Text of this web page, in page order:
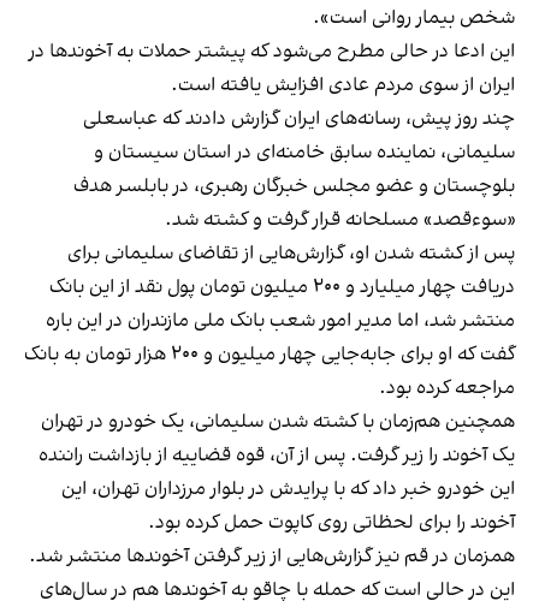
شخص بیمار روانی است».
این ادعا در حالی مطرح می‌شود که پیشتر حملات به آخوندها در
ایران از سوی مردم عادی افزایش یافته است.
چند روز پیش، رسانه‌های ایران گزارش دادند که عباسعلی
سلیمانی، نماینده سابق خامنه‌ای در استان سیستان و
بلوچستان و عضو مجلس خبرگان رهبری، در بابلسر هدف
«سوءقصد» مسلحانه قرار گرفت و کشته شد.
پس از کشته شدن او، گزارش‌هایی از تقاضای سلیمانی برای
دریافت چهار میلیارد و ۲۰۰ میلیون تومان پول نقد از این بانک
منتشر شد، اما مدیر امور شعب بانک ملی مازندران در این باره
گفت که او برای جابه‌جایی چهار میلیون و ۲۰۰ هزار تومان به بانک
مراجعه کرده بود.
همچنین هم‌زمان با کشته شدن سلیمانی، یک خودرو در تهران
یک آخوند را زیر گرفت. پس از آن، قوه قضاییه از بازداشت راننده‌
این خودرو خبر داد که با پرایدش در بلوار مرزداران تهران، این
آخوند را برای لحظاتی روی کاپوت حمل کرده بود.
همزمان در قم نیز گزارش‌هایی از زیر گرفتن آخوندها منتشر شد.
این در حالی است که حمله با چاقو به آخوندها هم در سال‌های